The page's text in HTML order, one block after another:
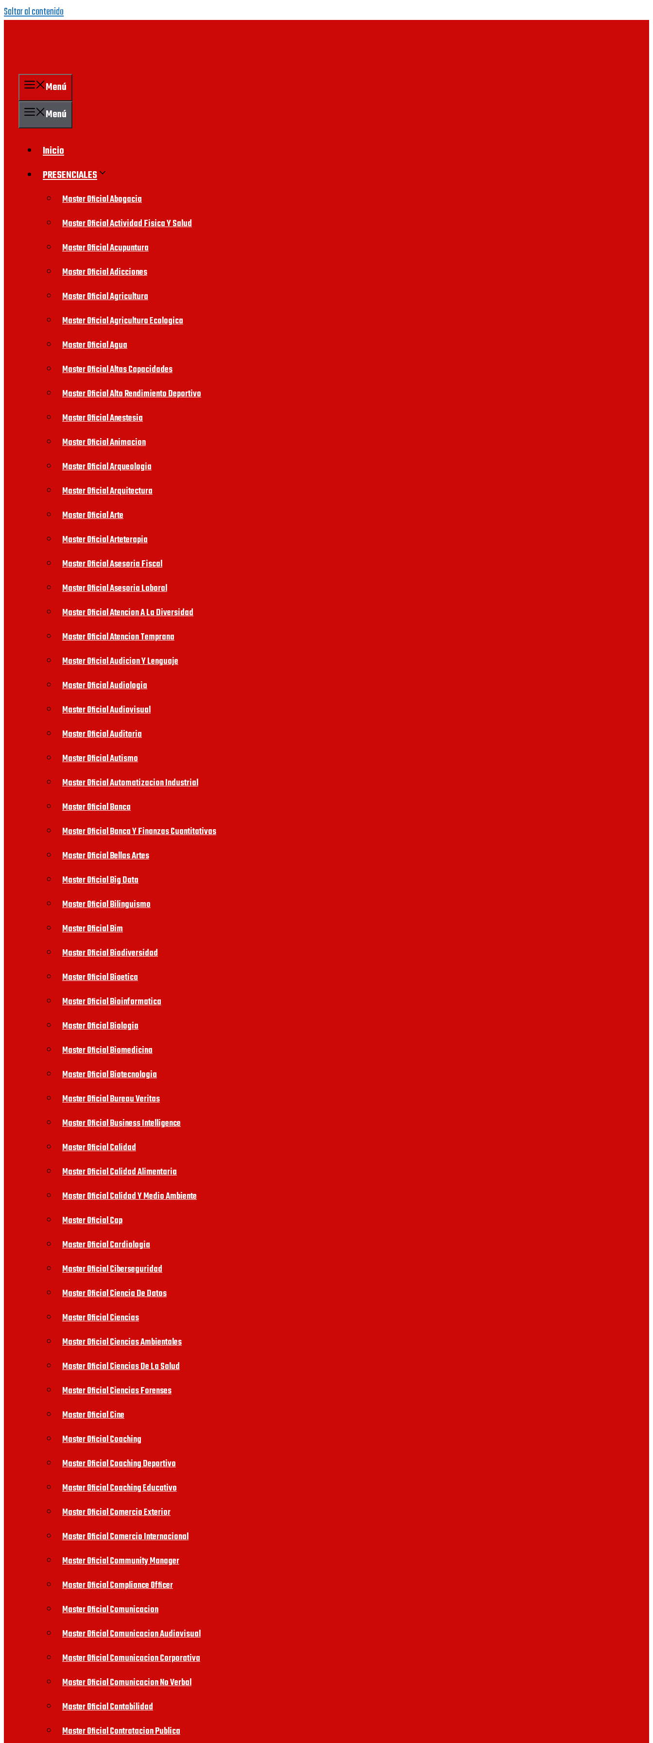
Saltar al contenido
Menú
Menú
Inicio
PRESENCIALES
Master Oficial Abogacia
Master Oficial Actividad Fisica Y Salud
Master Oficial Acupuntura
Master Oficial Adicciones
Master Oficial Agricultura
Master Oficial Agricultura Ecologica
Master Oficial Agua
Master Oficial Altas Capacidades
Master Oficial Alto Rendimiento Deportivo
Master Oficial Anestesia
Master Oficial Animacion
Master Oficial Arqueologia
Master Oficial Arquitectura
Master Oficial Arte
Master Oficial Arteterapia
Master Oficial Asesoria Fiscal
Master Oficial Asesoria Laboral
Master Oficial Atencion A La Diversidad
Master Oficial Atencion Temprana
Master Oficial Audicion Y Lenguaje
Master Oficial Audiologia
Master Oficial Audiovisual
Master Oficial Auditoria
Master Oficial Autismo
Master Oficial Automatizacion Industrial
Master Oficial Banca
Master Oficial Banca Y Finanzas Cuantitativas
Master Oficial Bellas Artes
Master Oficial Big Data
Master Oficial Bilinguismo
Master Oficial Bim
Master Oficial Biodiversidad
Master Oficial Bioetica
Master Oficial Bioinformatica
Master Oficial Biologia
Master Oficial Biomedicina
Master Oficial Biotecnologia
Master Oficial Bureau Veritas
Master Oficial Business Intelligence
Master Oficial Calidad
Master Oficial Calidad Alimentaria
Master Oficial Calidad Y Medio Ambiente
Master Oficial Cap
Master Oficial Cardiologia
Master Oficial Ciberseguridad
Master Oficial Ciencia De Datos
Master Oficial Ciencias
Master Oficial Ciencias Ambientales
Master Oficial Ciencias De La Salud
Master Oficial Ciencias Forenses
Master Oficial Cine
Master Oficial Coaching
Master Oficial Coaching Deportivo
Master Oficial Coaching Educativo
Master Oficial Comercio Exterior
Master Oficial Comercio Internacional
Master Oficial Community Manager
Master Oficial Compliance Officer
Master Oficial Comunicacion
Master Oficial Comunicacion Audiovisual
Master Oficial Comunicacion Corporativa
Master Oficial Comunicacion No Verbal
Master Oficial Contabilidad
Master Oficial Contratacion Publica